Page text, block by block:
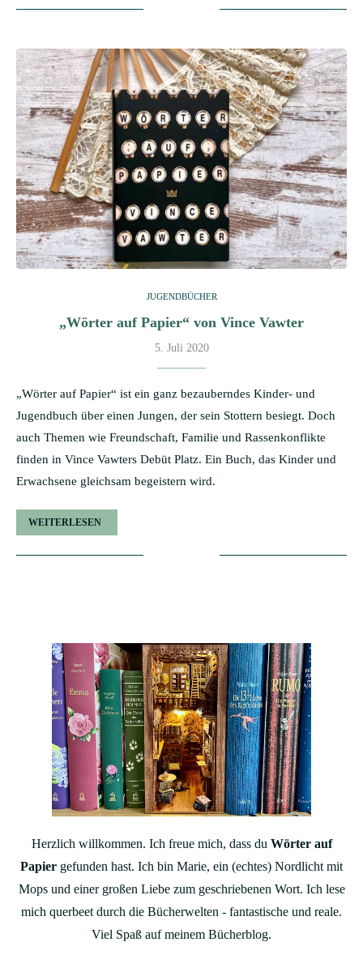
JUGENDBÜCHER
„Wörter auf Papier“ von Vince Vawter
5. Juli 2020
„Wörter auf Papier“ ist ein ganz bezauberndes Kinder- und
Jugendbuch über einen Jungen, der sein Stottern besiegt. Doch
auch Themen wie Freundschaft, Familie und Rassenkonflikte
finden in Vince Vawters Debüt Platz. Ein Buch, das Kinder und
Erwachsene gleichsam begeistern wird.
WEITERLESEN
Herzlich willkommen. Ich freue mich, dass du Wörter auf
Papier gefunden hast. Ich bin Marie, ein (echtes) Nordlicht mit
Mops und einer großen Liebe zum geschriebenen Wort. Ich lese
mich querbeet durch die Bücherwelten - fantastische und reale.
Viel Spaß auf meinem Bücherblog.